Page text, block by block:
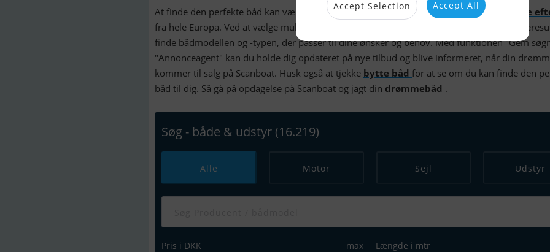
At finde den perfekte båd kan være en udfordring, men hos Scanboat er det nemt at
søge
fra hele Europa. Ved at vælge muligheden for at søge en båd kan du indsnævre dine
finde bådmodellen og -typen, der passer til dine ønsker og behov. Med funktionen "Gem
"Annonceagent" kan du holde dig opdateret på nye tilbud og blive informeret, når din
kommer til salg på Scanboat. Husk også at tjekke bytte båd for at se om du kan finde den
båd til dig. Så gå på opdagelse på Scanboat og jagt din drømmebåd .
Søg - både & udstyr (16.219)
Alle Motor Sejl Udstyr
Pris i DKK max Længde i mtr
Accept Selection Accept All